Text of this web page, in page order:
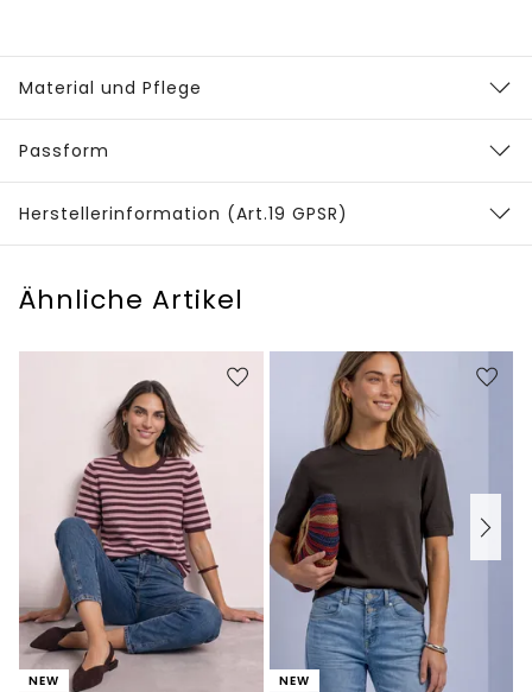
Material und Pflege
Passform
Herstellerinformation (Art.19 GPSR)
Ähnliche Artikel
NEW NEW